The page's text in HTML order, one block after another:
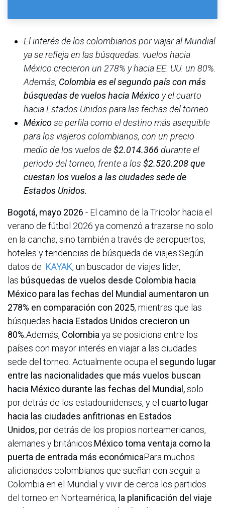
El interés de los colombianos por viajar al Mundial
ya se refleja en las búsquedas: vuelos hacia
México crecieron un 278% y hacia EE. UU. un 80%.
Además, Colombia es el segundo país con más
búsquedas de vuelos hacia México y el cuarto
hacia Estados Unidos para las fechas del torneo.
Méxicose perfila como el destino más asequible
para los viajeros colombianos, con un precio
medio de los vuelos de$2.014.366 durante el
periodo del torneo, frente a los $2.520.208 que
cuestan los vuelos a las ciudades sede de
Estados Unidos.
Bogotá, mayo 2026 - El camino de la Tricolor hacia el
verano de fútbol 2026 ya comenzó a trazarse no solo
en la cancha, sino también a través de aeropuertos,
hoteles y tendencias de búsqueda de viajes.Según
datos de KAYAK, un buscador de viajes líder,
las búsquedas de vuelos desde Colombia hacia
México para las fechas del Mundial aumentaron un
278% en comparación con 2025, mientras que las
búsquedas hacia Estados Unidos crecieron un
80%.Además, Colombiaya se posiciona entre los
países con mayor interés en viajar a las ciudades
sede del torneo. Actualmente ocupa el segundo lugar
entre las nacionalidades que más vuelos buscan
hacia México durante las fechas del Mundial,solo
por detrás de los estadounidenses, y el cuarto lugar
hacia las ciudades anfitrionas en Estados
Unidos,por detrás de los propios norteamericanos,
alemanes y británicos.México toma ventaja como la
puerta de entrada más económicaPara muchos
aficionados colombianos que sueñan con seguir a
Colombia en el Mundial y vivir de cerca los partidos
del torneo en Norteamérica, la planificación del viaje